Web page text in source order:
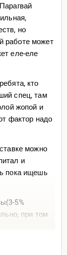
но
работе может
еле-еле
кто
спец, там
жопой и
фактор надо
можно
и
пока ищешь
5%
при том
Европы
но туда